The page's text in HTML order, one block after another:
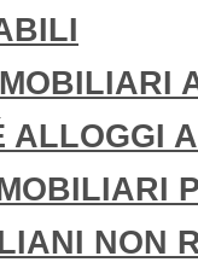
ALLOGGI
NON